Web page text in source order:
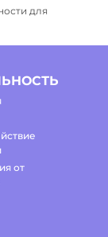
для
от